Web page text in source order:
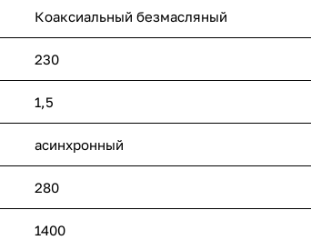
Коаксиальный безмасляный
230
1,5
асинхронный
280
1400